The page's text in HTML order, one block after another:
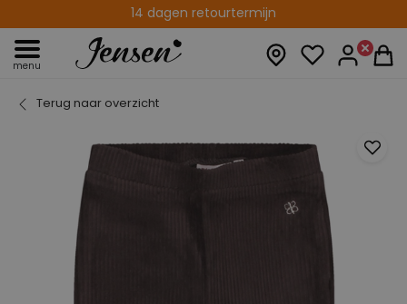
14 dagen retourtermijn
menu
Terug naar overzicht